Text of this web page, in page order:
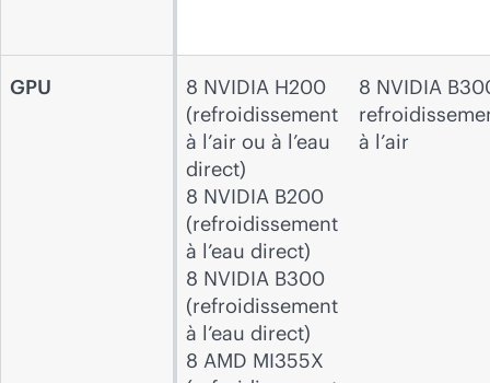
GPU
8 NVIDIA H200
(refroidissement
à l’air ou à l’eau
direct)
8 NVIDIA B200
(refroidissement
à l’eau direct)
8 NVIDIA B300
(refroidissement
à l’eau direct)
8 AMD MI355X
8 NVIDIA
à l’air